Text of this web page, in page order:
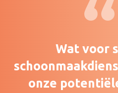
Wat voor
onze